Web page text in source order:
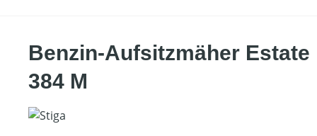
Benzin-Aufsitzmäher Estate
384 M